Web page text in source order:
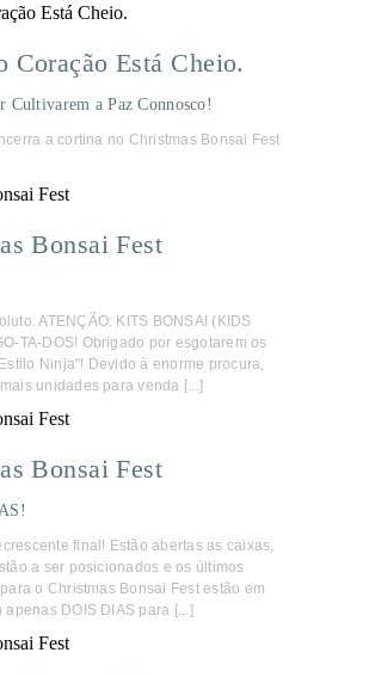
Coração Está Cheio.
Cultivarem a Paz Connosco!
a cortina no Christmas Bonsai Fest
Bonsai Fest
ATENÇÃO: KITS BONSAI (KIDS
TA-DOS! Obrigado por esgotarem os
Ninja"! Devido à enorme procura,
unidades para venda [...]
Bonsai Fest
final! Estão abertas as caixas,
a ser posicionados e os últimos
o Christmas Bonsai Fest estão em
apenas DOIS DIAS para [...]